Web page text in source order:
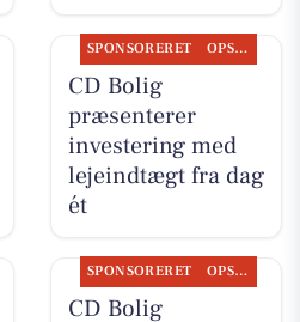
SPONSORERET OPSLAGSTAVLEN
CD Bolig
præsenterer
investering med
lejeindtægt fra dag
ét
SPONSORERET OPSLAGSTAVLEN
CD Bolig